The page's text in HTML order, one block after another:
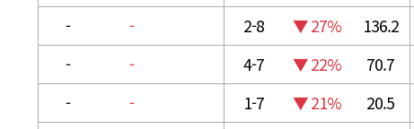
-
- 2-8 ▼ 27% 136.2
-
- 4-7 ▼ 22% 70.7
-
- 1-7 ▼ 21% 20.5